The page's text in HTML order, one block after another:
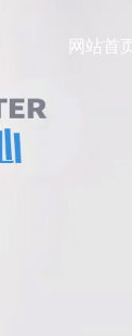
网站首页